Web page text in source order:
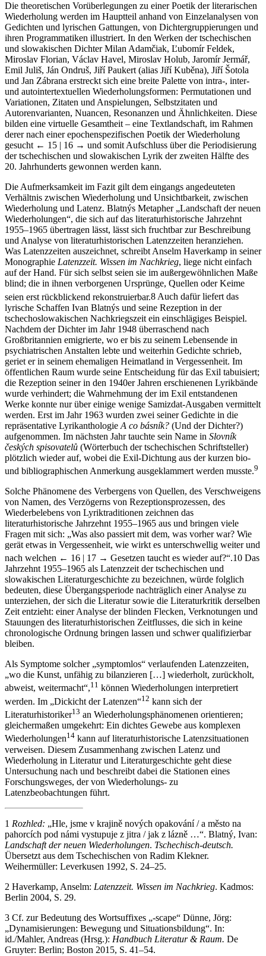
Die theoretischen Vorüberlegungen zu einer Poetik der literarischen
Wiederholung werden im Hauptteil anhand von Einzelanalysen von
Gedichten und lyrischen Gattungen, von Dichtergruppierungen und
ihren Programmatiken illustriert. In den Werken der tschechischen
und slowakischen Dichter Milan Adamčiak, Ľubomír Feldek,
Miroslav Florian, Václav Havel, Miroslav Holub, Jaromír Jermář,
Emil Juliš, Ján Ondruš, Jiří Paukert (alias Jiří Kuběna), Jiří Šotola
und Jan Zábrana erstreckt sich eine breite Palette von intra-, inter-
und autointertextuellen Wiederholungsformen: Permutationen und
Variationen, Zitaten und Anspielungen, Selbstzitaten und
Autorenvarianten, Nuancen, Resonanzen und Ähnlichkeiten. Diese
bilden eine virtuelle Gesamtheit – eine Textlandschaft, im Rahmen
derer nach einer epochenspezifischen Poetik der Wiederholung
gesucht ← 15 | 16 → und somit Aufschluss über die Periodisierung
der tschechischen und slowakischen Lyrik der zweiten Hälfte des
20. Jahrhunderts gewonnen werden kann.
Die Aufmerksamkeit im Fazit gilt dem eingangs angedeuteten
Verhältnis zwischen Wiederholung und Unsichtbarkeit, zwischen
Wiederholung und Latenz. Blatnýs Metapher „Landschaft der neuen
Wiederholungen“, die sich auf das literaturhistorische Jahrzehnt
1955–1965 übertragen lässt, lässt sich fruchtbar zur Beschreibung
und Analyse von literaturhistorischen Latenzzeiten heranziehen.
Was Latenzzeiten auszeichnet, schreibt Anselm Haverkamp in seiner
Monographie Latenzzeit. Wissen im Nachkrieg, liege nicht einfach
auf der Hand. Für sich selbst seien sie im außergewöhnlichen Maße
blind; die in ihnen verborgenen Ursprünge, Quellen oder Keime
seien erst rückblickend rekonstruierbar.8Auch dafür liefert das
lyrische Schaffen Ivan Blatnýs und seine Rezeption in der
tschechoslowakischen Nachkriegszeit ein einschlägiges Beispiel.
Nachdem der Dichter im Jahr 1948 überraschend nach
Großbritannien emigrierte, wo er bis zu seinem Lebensende in
psychiatrischen Anstalten lebte und weiterhin Gedichte schrieb,
geriet er in seinem ehemaligen Heimatland in Vergessenheit. Im
öffentlichen Raum wurde seine Entscheidung für das Exil tabuisiert;
die Rezeption seiner in den 1940er Jahren erschienenen Lyrikbände
wurde verhindert; die Wahrnehmung der im Exil entstandenen
Werke konnte nur über einige wenige Samizdat-Ausgaben vermittelt
werden. Erst im Jahr 1963 wurden zwei seiner Gedichte in die
repräsentative Lyrikanthologie A co básník? (Und der Dichter?)
aufgenommen. Im nächsten Jahr tauchte sein Name in Slovník
českých spisovatelů (Wörterbuch der tschechischen Schriftsteller)
plötzlich wieder auf, wobei die Exil-Dichtung aus der kurzen bio-
und bibliographischen Anmerkung ausgeklammert werden musste.9
Solche Phänomene des Verbergens von Quellen, des Verschweigens
von Namen, des Verzögerns von Rezeptionsprozessen, des
Wiederbelebens von Lyriktraditionen zeichnen das
literaturhistorische Jahrzehnt 1955–1965 aus und bringen viele
Fragen mit sich: „Was also passiert mit dem, was vorher war? Wie
gerät etwas in Vergessenheit, wie wirkt es unterschwellig weiter und
nach welchen ← 16 | 17 → Gesetzen taucht es wieder auf?“.10 Das
Jahrzehnt 1955–1965 als Latenzzeit der tschechischen und
slowakischen Literaturgeschichte zu bezeichnen, würde folglich
bedeuten, diese Übergangsperiode nachträglich einer Analyse zu
unterziehen, der sich die Literatur sowie die Literaturkritik derselben
Zeit entzieht: einer Analyse der blinden Flecken, Verknotungen und
Stauungen des literaturhistorischen Zeitflusses, die sich in keine
chronologische Ordnung bringen lassen und schwer qualifizierbar
bleiben.
Als Symptome solcher „symptomlos“ verlaufenden Latenzzeiten,
„wo die Kunst, unfähig zu bilanzieren […] wiederholt, zurückholt,
abweist, weitermacht“,11 können Wiederholungen interpretiert
werden. Im „Dickicht der Latenzen“12 kann sich der
Literaturhistoriker13 an Wiederholungsphänomenen orientieren;
gleichermaßen umgekehrt: Ein dichtes Gewebe aus komplexen
Wiederholungen14 kann auf literaturhistorische Latenzsituationen
verweisen. Diesem Zusammenhang zwischen Latenz und
Wiederholung in Literatur und Literaturgeschichte geht diese
Untersuchung nach und beschreibt dabei die Stationen eines
Forschungsweges, der von Wiederholungs- zu
Latenzbeobachtungen führt.
1 Rozhled: „Hle, jsme v krajině nových opakování / a město na
pahorcích pod námi vystupuje z jitra / jak z lázně …“. Blatný, Ivan:
Landschaft der neuen Wiederholungen. Tschechisch-deutsch.
Übersetzt aus dem Tschechischen von Radim Klekner.
Weihermüller: Leverkusen 1992, S. 24–25.
2 Haverkamp, Anselm: Latenzzeit. Wissen im Nachkrieg. Kadmos:
Berlin 2004, S. 29.
3 Cf. zur Bedeutung des Wortsuffixes „-scape“ Dünne, Jörg:
„Dynamisierungen: Bewegung und Situationsbildung“. In:
id./Mahler, Andreas (Hrsg.): Handbuch Literatur & Raum. De
Gruyter: Berlin; Boston 2015, S. 41–54.